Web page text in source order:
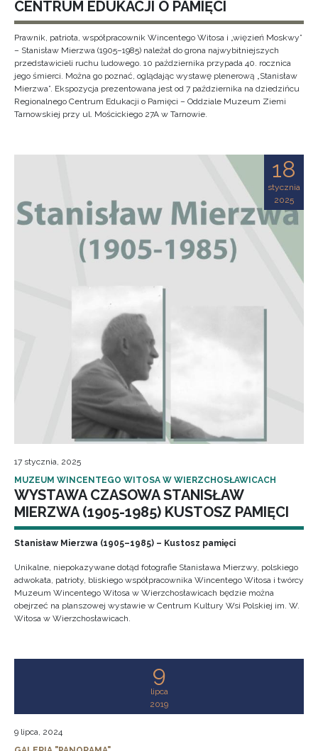
CENTRUM EDUKACJI O PAMIĘCI
Prawnik, patriota, współpracownik Wincentego Witosa i „więzień Moskwy”
– Stanisław Mierzwa (1905–1985) należał do grona najwybitniejszych
przedstawicieli ruchu ludowego. 10 października przypada 40. rocznica
jego śmierci. Można go poznać, oglądając wystawę plenerową „Stanisław
Mierzwa”. Ekspozycja prezentowana jest od 7 października na dziedzińcu
Regionalnego Centrum Edukacji o Pamięci – Oddziale Muzeum Ziemi
Tarnowskiej przy ul. Mościckiego 27A w Tarnowie.
18
stycznia
2025
17 stycznia, 2025
MUZEUM WINCENTEGO WITOSA W WIERZCHOSŁAWICACH
WYSTAWA CZASOWA STANISŁAW
MIERZWA (1905-1985) KUSTOSZ PAMIĘCI
Stanisław Mierzwa (1905–1985) – Kustosz pamięci
Unikalne, niepokazywane dotąd fotografie Stanisława Mierzwy, polskiego
adwokata, patrioty, bliskiego współpracownika Wincentego Witosa i twórcy
Muzeum Wincentego Witosa w Wierzchosławicach będzie można
obejrzeć na planszowej wystawie w Centrum Kultury Wsi Polskiej im. W.
Witosa w Wierzchosławicach.
9
lipca
2019
9 lipca, 2024